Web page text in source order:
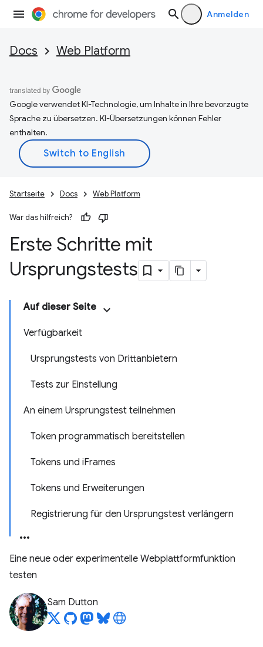
Anmelden
Docs Web Platform
Google verwendet KI-Technologie, um Inhalte in Ihre bevorzugte
Sprache zu übersetzen. KI-Übersetzungen können Fehler
enthalten.
Startseite Docs Web Platform
War das hilfreich?
Erste Schritte mit
Ursprungstests
Auf dieser Seite
Verfügbarkeit
Ursprungstests von Drittanbietern
Tests zur Einstellung
An einem Ursprungstest teilnehmen
Token programmatisch bereitstellen
Tokens und iFrames
Tokens und Erweiterungen
Registrierung für den Ursprungstest verlängern
Eine neue oder experimentelle Webplattformfunktion
testen
Sam Dutton